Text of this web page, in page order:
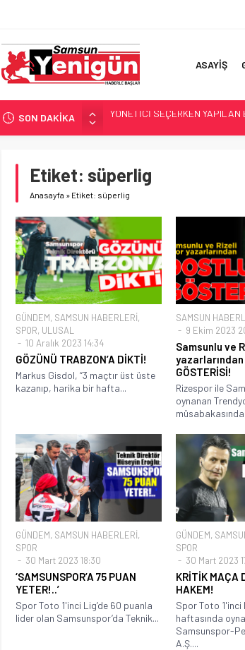
ASAYİŞ
SON DAKİKA
GERİ SAYIM BAŞLADI
SAMSUNSPOR’DA HEDEF
İŞTE FINDIK FİYATI!
YÖNETİCİ SEÇERKEN YAPILAN
Etiket: süperlig
Anasayfa » Etiket: süperlig
GÜNDEM, SAMSUN HABERLERİ,
SPOR, ULUSAL
10 Aralık 2023 14:34
GÖZÜNÜ TRABZON’A DİKTİ!
Markus Gisdol, “3 maçtır üst üste
kazanıp, harika bir hafta...
SAMSUN
9 Ekim 2023
Samsunlu ve
yazarlarından
GÖSTERİSİ!
Rizespor ile
oynanan
GÜNDEM, SAMSUN HABERLERİ,
SPOR
30 Mart 2023 18:30
‘SAMSUNSPOR’A 75 PUAN
YETER!..’
Spor Toto 1'inci Lig’de 60 puanla
lider olan Samsunspor’da Teknik...
GÜNDEM,
SPOR
30 Mart 2023
KRİTİK MAÇA
HAKEM!
Spor Toto 1'inci
haftasında
Samsunspor-
A.Ş....